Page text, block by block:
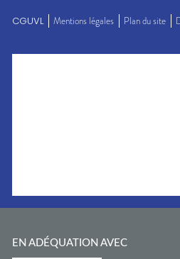
CGUVL Mentions légales Plan du site
EN ADÉQUATION AVEC